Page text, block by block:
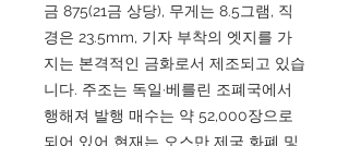
금 875(21금 상당), 무게는 8.5그램, 직
경은 23.5mm, 기자 부착의 엣지를 가
지는 본격적인 금화로서 제조되고 있습
니다. 주조는 독일·베를린 조폐국에서
행해져 발행 매수는 약 52,000장으로
되어 있어 현재는 오스만 제국 화폐 및